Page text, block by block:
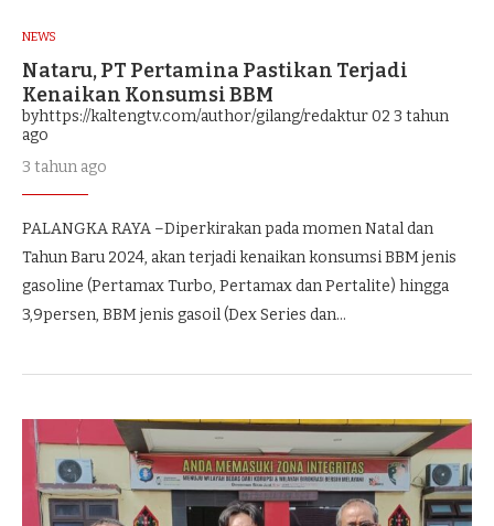
NEWS
Nataru, PT Pertamina Pastikan Terjadi
Kenaikan Konsumsi BBM
byhttps://kaltengtv.com/author/gilang/redaktur 02 3 tahun
ago
3 tahun ago
PALANGKA RAYA –Diperkirakan pada momen Natal dan
Tahun Baru 2024, akan terjadi kenaikan konsumsi BBM jenis
gasoline (Pertamax Turbo, Pertamax dan Pertalite) hingga
3,9persen, BBM jenis gasoil (Dex Series dan…